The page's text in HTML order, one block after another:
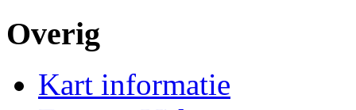
Overig
Kart informatie